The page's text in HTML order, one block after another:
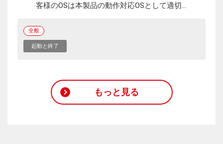
客様のOSは本製品の動作対応OSとして適切...
全般
起動と終了
もっと見る